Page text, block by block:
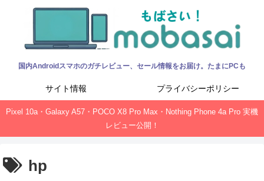
国内Androidスマホのガチレビュー、セール情報をお届け。たまにPCも
サイト情報 プライバシーポリシー
Pixel 10a・Galaxy A57・POCO X8 Pro Max・Nothing Phone 4a Pro 実機
レビュー公開！
hp